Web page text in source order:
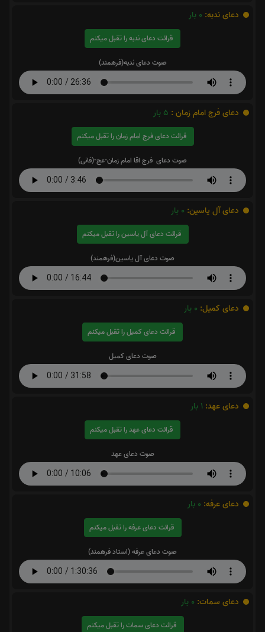
دعای ندبه: 0 بار
قرائت دعای ندبه را تقبل میکنم
صوت دعای ندبه(فرهمند)
دعای فرج امام زمان : 5 بار
قرائت دعای فرج امام زمان را تقبل میکنم
صوت دعای فرج اقا امام زمان-عج-(فانی)
دعای آل یاسین: 0 بار
قرائت دعای آل یاسین را تقبل میکنم
صوت دعای آل یاسین(فرهمند)
دعای کمیل: 0 بار
قرائت دعای کمیل را تقبل میکنم
صوت دعای کمیل
دعای عهد: 1 بار
قرائت دعای عهد را تقبل میکنم
صوت دعای عهد
دعای عرفه: 0 بار
قرائت دعای عرفه را تقبل میکنم
صوت دعای عرفه (استاد فرهمند)
دعای سمات: 0 بار
قرائت دعای سمات را تقبل میکنم